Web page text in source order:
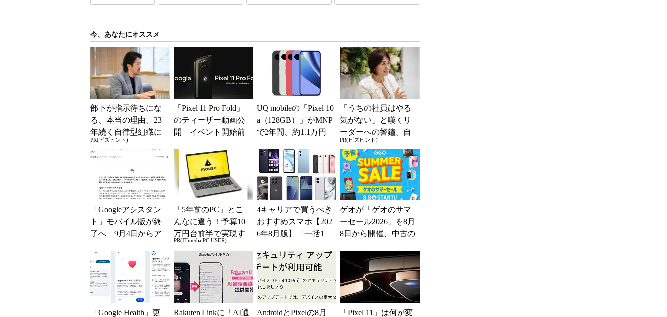
今、あなたにオススメ
部下が指示待ちにな
る、本当の理由。23
年続く自律型組織に
共通する「3つの要
素」
PR(ビズヒント)
「Pixel 11 Pro Fold」
のティーザー動画公
開 イベント開始前
UQ mobileの「Pixel 10
a（128GB）」がMNP
で2年間、約1.1万円
「うちの社員はやる
気がない」と嘆くリ
ーダーへの警鐘。自
律型組織をつくる前
に外せない、たった
一つの順番
PR(ビズヒント)
「Googleアシスタン
ト」モバイル版が終
了へ 9月4日からア
miniに一本化
「5年前のPC」とこ
んなに違う！予算10
万円台前半で実現す
る快適PCライフ
PR(ITmedia PC USER)
4キャリアで買うべき
おすすめスマホ【202
6年8月版】「一括1
得なiPhone／...
ゲオが「ゲオのサマ
ーセール2026」を8月
8日から開催、中古の
得に
「Google Health」更
Rakuten Linkに「AI通
AndroidとPixelの8月
「Pixel 11」は何が変